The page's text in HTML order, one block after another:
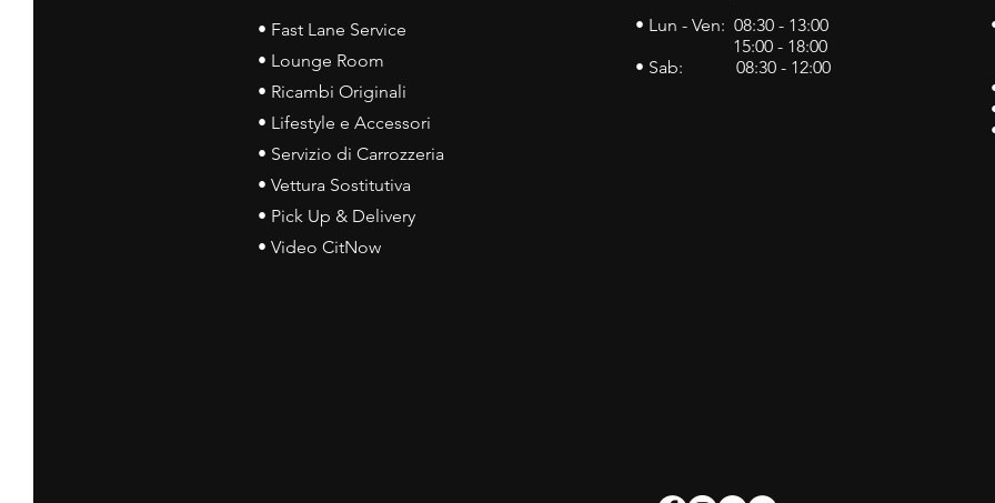
• Fast Lane Service
• Lounge Room
• Ricambi Originali
• Lifestyle e Accessori
• Servizio di Carrozzeria
• Vettura Sostitutiva
• Pick Up & Delivery
• Video CitNow
• Lun - Ven: 08:30 - 13:00
15:00 - 18:00
• Sab: 08:30 - 12:00